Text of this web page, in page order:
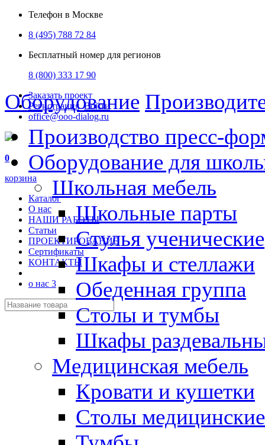
Телефон в Москве
8 (495) 788 72 84
Бесплатный номер для регионов
8 (800) 333 17 90
Заказать проект
Регистрация Войти
office@ooo-dialog.ru
0
корзина
Каталог
О нас
НАШИ РАБОТЫ
Статьи
ПРОЕКТИРОВАНИЕ
Сертификаты
КОНТАКТЫ
о нас 3
Оборудование
Производство пресс-
Оборудование для
Школьная мебель
Школьные парты
Стулья ученические
Шкафы и стеллажи
Обеденная группа
Столы и тумбы
Шкафы
Медицинская мебель
Кровати и кушетки
Столы медицинские